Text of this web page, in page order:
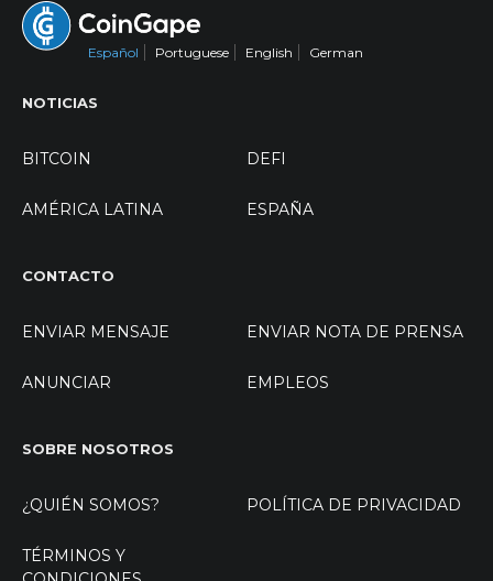
Español Portuguese English German
NOTICIAS
BITCOIN DEFI
AMÉRICA LATINA ESPAÑA
CONTACTO
ENVIAR MENSAJE ENVIAR NOTA DE PRENSA
ANUNCIAR EMPLEOS
SOBRE NOSOTROS
¿QUIÉN SOMOS? POLÍTICA DE PRIVACIDAD
TÉRMINOS Y